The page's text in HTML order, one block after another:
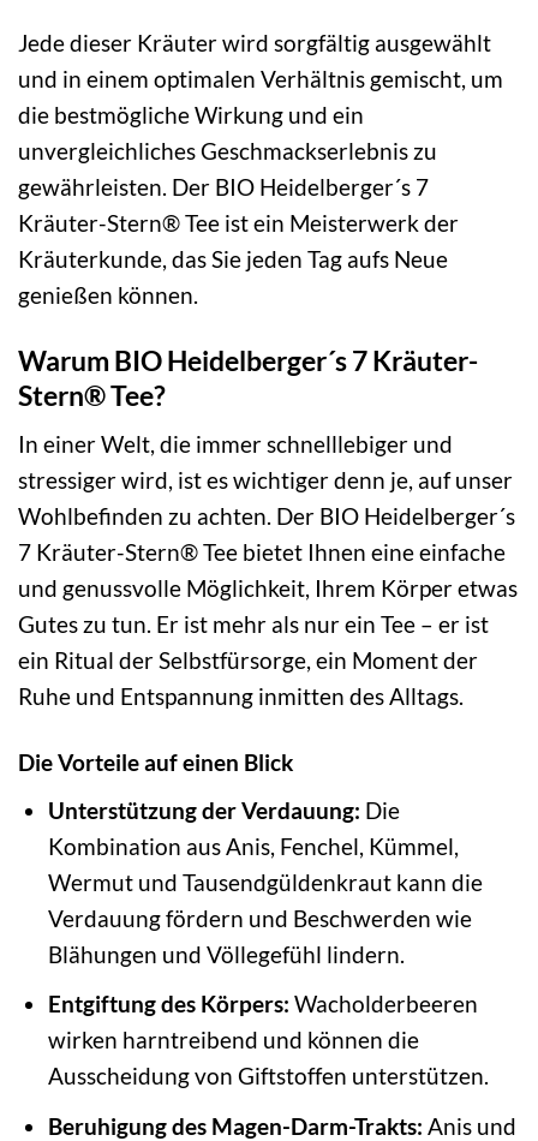
Jede dieser Kräuter wird sorgfältig ausgewählt
und in einem optimalen Verhältnis gemischt, um
die bestmögliche Wirkung und ein
unvergleichliches Geschmackserlebnis zu
gewährleisten. Der BIO Heidelberger´s 7
Kräuter-Stern® Tee ist ein Meisterwerk der
Kräuterkunde, das Sie jeden Tag aufs Neue
genießen können.
Warum BIO Heidelberger´s 7 Kräuter-
Stern® Tee?
In einer Welt, die immer schnelllebiger und
stressiger wird, ist es wichtiger denn je, auf unser
Wohlbefinden zu achten. Der BIO Heidelberger´s
7 Kräuter-Stern® Tee bietet Ihnen eine einfache
und genussvolle Möglichkeit, Ihrem Körper etwas
Gutes zu tun. Er ist mehr als nur ein Tee – er ist
ein Ritual der Selbstfürsorge, ein Moment der
Ruhe und Entspannung inmitten des Alltags.
Die Vorteile auf einen Blick
Unterstützung der Verdauung: Die
Kombination aus Anis, Fenchel, Kümmel,
Wermut und Tausendgüldenkraut kann die
Verdauung fördern und Beschwerden wie
Blähungen und Völlegefühl lindern.
Entgiftung des Körpers: Wacholderbeeren
wirken harntreibend und können die
Ausscheidung von Giftstoffen unterstützen.
Beruhigung des Magen-Darm-Trakts: Anis und